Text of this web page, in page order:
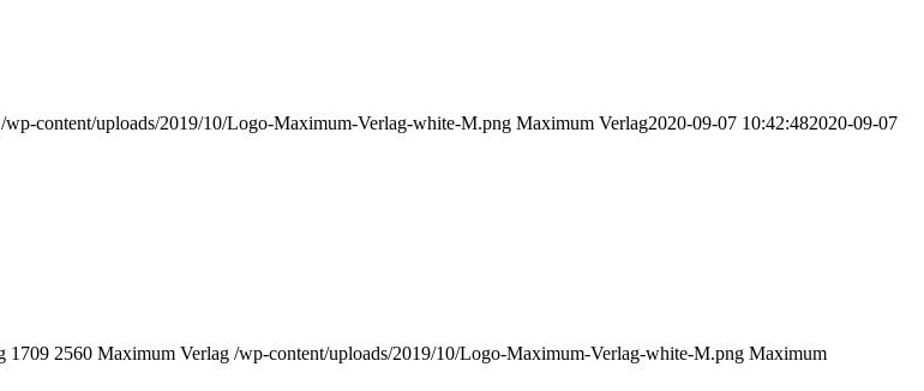
/wp-content/uploads/2019/10/Logo-Maximum-Verlag-white-M.png Maximum Verlag2020-09-07 10:42:482020-09-07
1709 2560 Maximum Verlag /wp-content/uploads/2019/10/Logo-Maximum-Verlag-white-M.png Maximum